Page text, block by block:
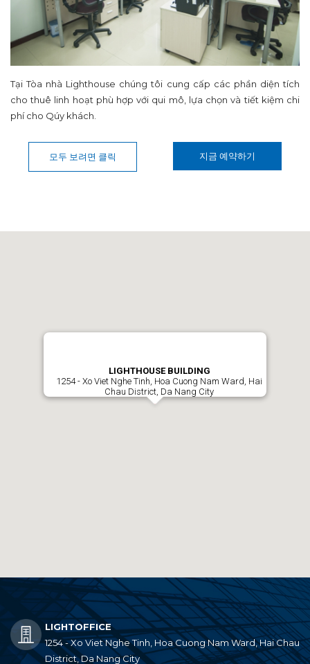
Tại Tòa nhà Lighthouse chúng tôi cung cấp các phần diện tích
cho thuê linh hoạt phù hợp với qui mô, lựa chọn và tiết kiệm chi
phí cho Qúy khách.
모두 보려면 클릭 지금 예약하기
LIGHTHOUSE BUILDING
1254 - Xo Viet Nghe Tinh, Hoa Cuong Nam Ward, Hai
Chau District, Da Nang City
LIGHTOFFICE
1254 - Xo Viet Nghe Tinh, Hoa Cuong Nam Ward, Hai Chau
District, Da Nang City